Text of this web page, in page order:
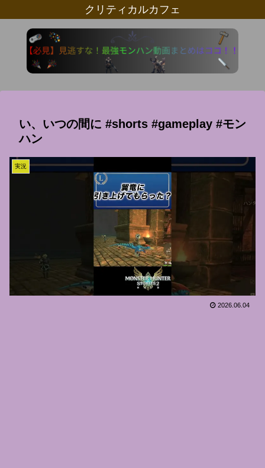
クリティカルカフェ
い、いつの間に #shorts #gameplay #モン
ハン
実況
2026.06.04